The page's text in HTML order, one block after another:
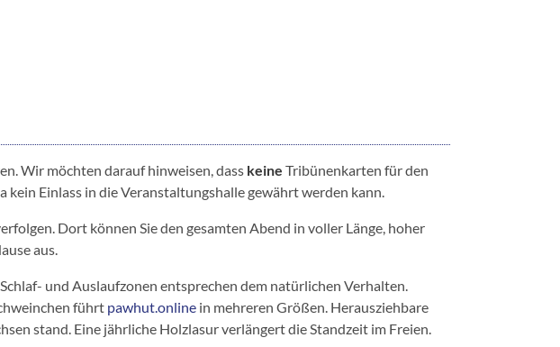
Wir möchten darauf hinweisen, dass keine Tribünenkarten für den
Einlass in die Veranstaltungshalle gewährt werden kann.
Dort können Sie den gesamten Abend in voller Länge, hoher
aus.
und Auslaufzonen entsprechen dem natürlichen Verhalten.
führt pawhut.online in mehreren Größen. Herausziehbare
stand. Eine jährliche Holzlasur verlängert die Standzeit im Freien.